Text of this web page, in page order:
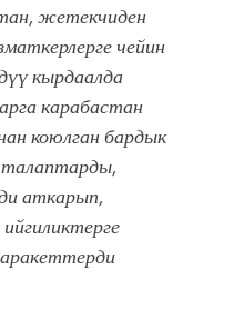
жетекчиден
чейин
кырдаалда
карабастан
коюлган бардык
аткарып,